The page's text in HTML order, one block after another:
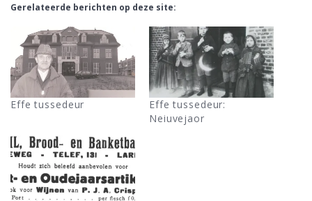
Gerelateerde berichten op deze site:
Effe tussedeur
Effe tussedeur:
Neiuvejaor